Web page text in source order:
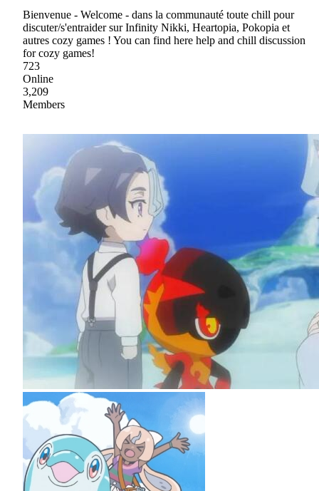
Bienvenue - Welcome - dans la communauté toute chill pour
discuter/s'entraider sur Infinity Nikki, Heartopia, Pokopia et
autres cozy games ! You can find here help and chill discussion
for cozy games!
723
Online
3,209
Members